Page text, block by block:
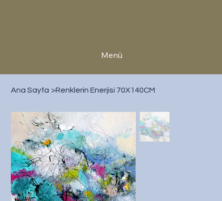
Menü
Ana Sayfa >Renklerin Enerjisi 70X140CM